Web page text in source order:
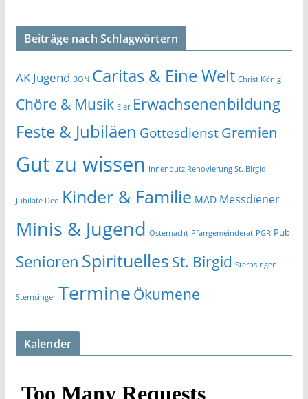
Beiträge nach Schlagwörtern
AK Jugend BON Caritas & Eine Welt Christ König
Chöre & Musik Eier Erwachsenenbildung
Feste & Jubiläen GottesdienstGremien
Gut zu wissen Innenputz Renovierung St. Birgid
Jubilate Deo Kinder & Familie MAD Messdiener
Minis & Jugend Osternacht Pfarrgemeinderat PGR Pub
Senioren Spirituelles St. Birgid Sternsingen
Sternsinger Termine Ökumene
Kalender